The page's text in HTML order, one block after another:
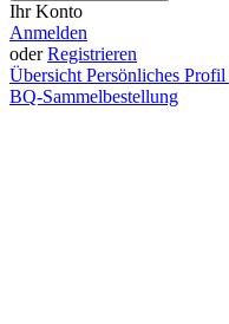
Ihr Konto
Anmelden
oderRegistrieren
Übersicht Persönliches Profil
BQ-Sammelbestellung